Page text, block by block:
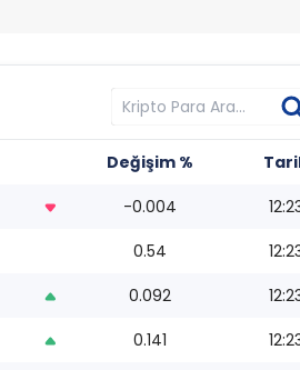
Değişim %
-0.004
0.54
0.092
0.141